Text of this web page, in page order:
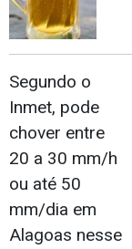
Segundo o
Inmet, pode
chover entre
20 a 30 mm/h
ou até 50
mm/dia em
Alagoas nesse